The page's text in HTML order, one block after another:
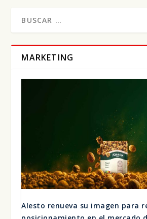
MARKETING
Ales­to renue­va su ima­gen para